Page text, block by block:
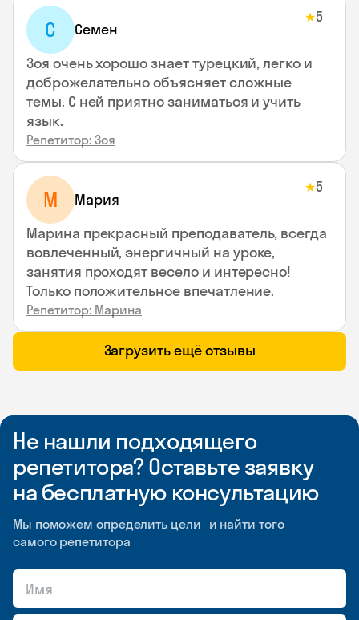
С Семен
★5
Зоя очень хорошо знает турецкий, легко и
доброжелательно объясняет сложные
темы. С ней приятно заниматься и учить
язык.
Репетитор: Зоя
М Мария
★5
Марина прекрасный преподаватель, всегда
вовлеченный, энергичный на уроке,
занятия проходят весело и интересно!
Только положительное впечатление.
Репетитор: Марина
Загрузить ещё отзывы
Не нашли подходящего
репетитора? Оставьте заявку
на бесплатную консультацию
Мы поможем определить цели и найти того
самого репетитора